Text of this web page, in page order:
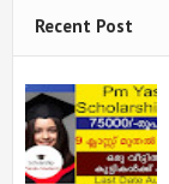
Recent Post